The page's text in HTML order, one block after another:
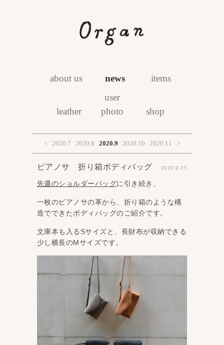
about us news items
leather
user
photo
shop
< 2020.7 2020.8 2020.9 2020.10 2020.11 >
ピアノサ 折り箱ボディバッグ 2020.9.25
先週のショルダーバッグに引き続き、
一枚のピアノサの革から、折り箱のような構
造でできたボディバッグのご紹介です。
文庫本も入るSサイズと、長財布が収納できる
少し横長のMサイズです。